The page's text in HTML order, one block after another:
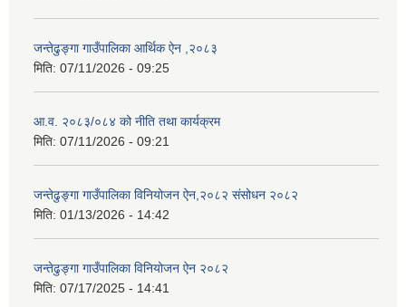
जन्तेढुङ्गा गाउँपालिका आर्थिक ऐन ,२०८३
मिति: 07/11/2026 - 09:25
आ.व. २०८३/०८४ को नीति तथा कार्यक्रम
मिति: 07/11/2026 - 09:21
जन्तेढुङ्गा गाउँपालिका विनियोजन ऐन,२०८२ संसोधन २०८२
मिति: 01/13/2026 - 14:42
जन्तेढुङ्गा गाउँपालिका विनियोजन ऐन २०८२
मिति: 07/17/2025 - 14:41